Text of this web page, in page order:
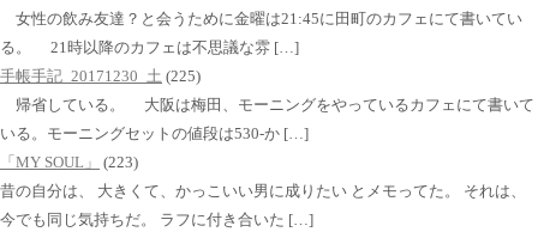
女性の飲み友達？と会うために金曜は21:45に田町のカフェにて書いてい
る。 21時以降のカフェは不思議な雰 […]
手帳手記_20171230_土 (225)
帰省している。 大阪は梅田、モーニングをやっているカフェにて書いて
いる。モーニングセットの値段は530-か […]
「MY SOUL」
(223)
昔の自分は、 大きくて、かっこいい男に成りたい とメモってた。 それは、
今でも同じ気持ちだ。 ラフに付き合いた […]